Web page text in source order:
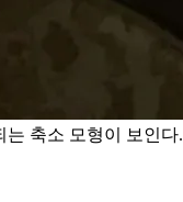
축소 모형이 보인다.